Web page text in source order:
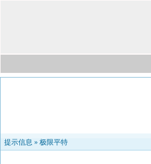
提示信息 » 极限平特